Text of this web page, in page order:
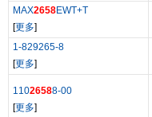
MAX2658EWT+T
[更多]
1-829265-8
[更多]
11026588-00
[更多]